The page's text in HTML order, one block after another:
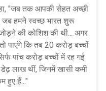
"जब तक आपकी सेहत अच्छी
जब हमने स्वच्छ भारत शुरू
की कोशिश की थी... अगर
कि तब 20 करोड़ बच्चों
पांच करोड़ बच्चों में रह गई
डेढ़ लाख थीं, जिनमें खासी कमी
हुए हैं..."